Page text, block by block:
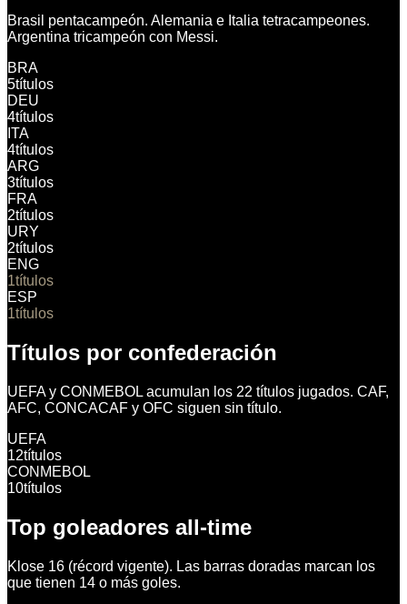
Brasil pentacampeón. Alemania e Italia tetracampeones.
Argentina tricampeón con Messi.
BRA
5títulos
DEU
4títulos
ITA
4títulos
ARG
3títulos
FRA
2títulos
URY
2títulos
ENG
1títulos
ESP
1títulos
Títulos por confederación
UEFA y CONMEBOL acumulan los 22 títulos jugados. CAF,
AFC, CONCACAF y OFC siguen sin título.
UEFA
12títulos
CONMEBOL
10títulos
Top goleadores all-time
Klose 16 (récord vigente). Las barras doradas marcan los
que tienen 14 o más goles.